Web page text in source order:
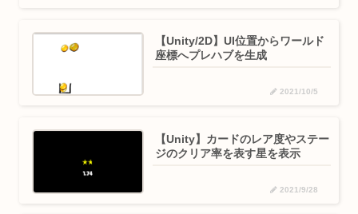
【Unity/2D】UI位置からワールド
座標へプレハブを生成
2021/10/5
【Unity】カードのレア度やステー
ジのクリア率を表す星を表示
2021/9/28